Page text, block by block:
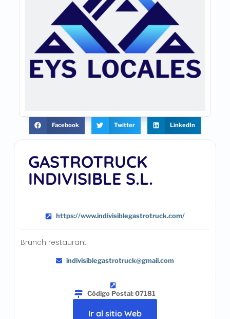
GASTROTRUCK
INDIVISIBLE S.L.
https://www.indivisiblegastrotruck.com/
Brunch restaurant
indivisiblegastrotruck@gmail.com
Código Postal: 07181
Ir al sitio Web
Facebook Twitter LinkedIn